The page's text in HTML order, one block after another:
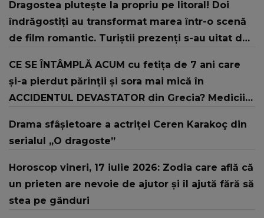
Dragostea plutește la propriu pe litoral! Doi
îndrăgostiți au transformat marea într-o scenă
de film romantic. Turiștii prezenți s-au uitat de
CE SE ÎNTÂMPLĂ ACUM cu fetița de 7 ani care
și-a pierdut părinții și sora mai mică în
ACCIDENTUL DEVASTATOR din Grecia? Medicii
momente de..."
Drama sfâșietoare a actriței Ceren Karakoç din
serialul „O dragoste”
Horoscop vineri, 17 iulie 2026: Zodia care află că
un prieten are nevoie de ajutor și îl ajută fără să
stea pe gânduri